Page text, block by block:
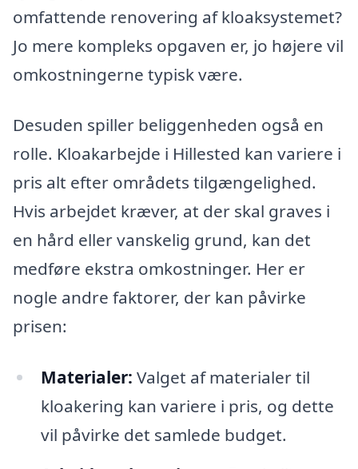
omfattende renovering af kloaksystemet?
Jo mere kompleks opgaven er, jo højere vil
omkostningerne typisk være.
Desuden spiller beliggenheden også en
rolle. Kloakarbejde i Hillested kan variere i
pris alt efter områdets tilgængelighed.
Hvis arbejdet kræver, at der skal graves i
en hård eller vanskelig grund, kan det
medføre ekstra omkostninger. Her er
nogle andre faktorer, der kan påvirke
prisen:
Materialer: Valget af materialer til
kloakering kan variere i pris, og dette
vil påvirke det samlede budget.